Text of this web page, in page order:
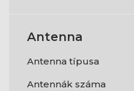
Antenna
Antenna típusa
Antennák száma